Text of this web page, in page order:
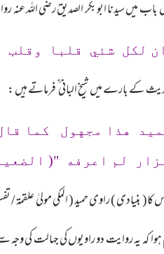
لكل شئي قلبا وقلب
کے بارے میں شیخ البانی ؒ فرماتے ہیں :
هذا مجهول كما
لم اعرفه "( الضعيفه
حمید ( المکی مولیٰ علقمۃ / تفسیر ابن کثیر 3/ 570 مجہول ہے ۔ جیساکہ حافظ (ابن حجر) نے تقریب التہذیب میں کہا ہے اور بزار کے استاد :
کہ یہ روایت دو راویوں کی جہالت کی